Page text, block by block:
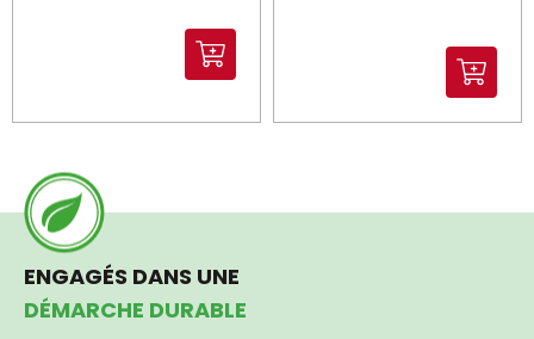
ENGAGÉS DANS UNE
DÉMARCHE DURABLE